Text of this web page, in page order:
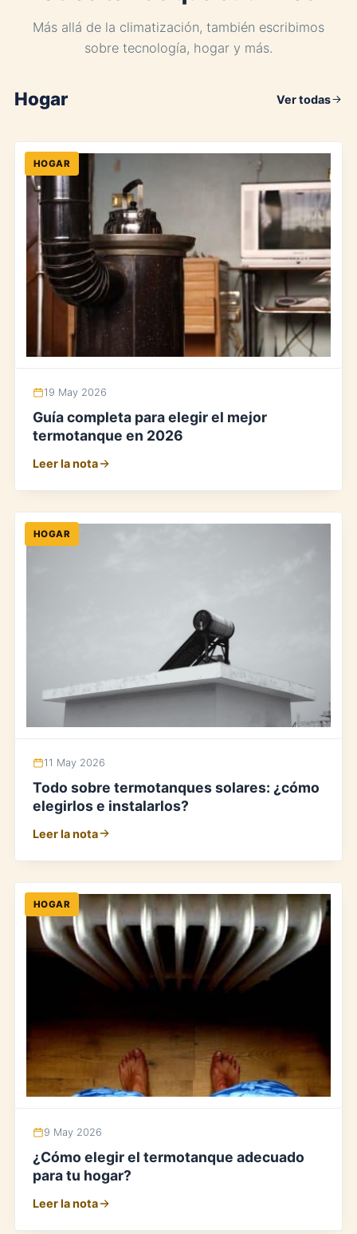
Más allá de la climatización, también escribimos
sobre tecnología, hogar y más.
Hogar Ver todas
HOGAR
19 May 2026
Guía completa para elegir el mejor
termotanque en 2026
Leer la nota
HOGAR
11 May 2026
Todo sobre termotanques solares: ¿cómo
elegirlos e instalarlos?
Leer la nota
HOGAR
9 May 2026
¿Cómo elegir el termotanque adecuado
para tu hogar?
Leer la nota